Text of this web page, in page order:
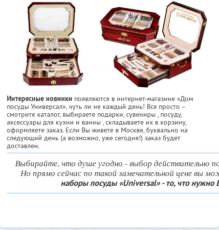
Интересные новинки появляются в интернет-магазине «Дом
посуды Универсал», чуть ли не каждый день! Все просто –
смотрите каталог, выбираете подарки, сувениры , посуду,
аксессуары для кухни и ванны , складываете их в корзину,
оформляете заказ. Если Вы живете в Москве, буквально на
следующий день (а возможно, уже сегодня!) заказ будет
доставлен.
Выбирайте, что душе угодно - выбор действительно
Но прямо сейчас по такой замечательной цене вы
наборы посуды «Universal» - то, что нужно